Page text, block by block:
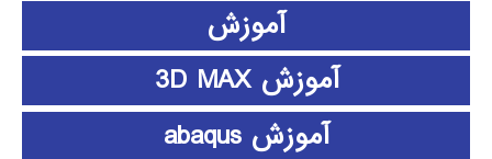
آموزش
آموزش 3D MAX
آموزش abaqus